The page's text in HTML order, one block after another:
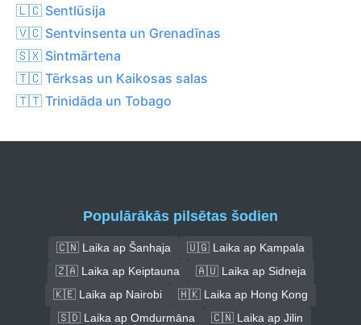
🇱🇨 Sentlūsija
🇻🇨 Sentvinsenta un Grenadīnas
🇸🇽 Sintmārtena
🇹🇨 Tērksas un Kaikosas salas
🇹🇹 Trinidāda un Tobago
Populārākās pilsētas šodien
🇨🇳 Laika ap Šanhaja
🇺🇬 Laika ap Kampala
🇿🇦 Laika ap Keiptauna
🇦🇺 Laika ap Sidneja
🇰🇪 Laika ap Nairobi
🇭🇰 Laika ap Hong Kong
🇸🇩 Laika ap Omdurmāna
🇨🇳 Laika ap Jilin